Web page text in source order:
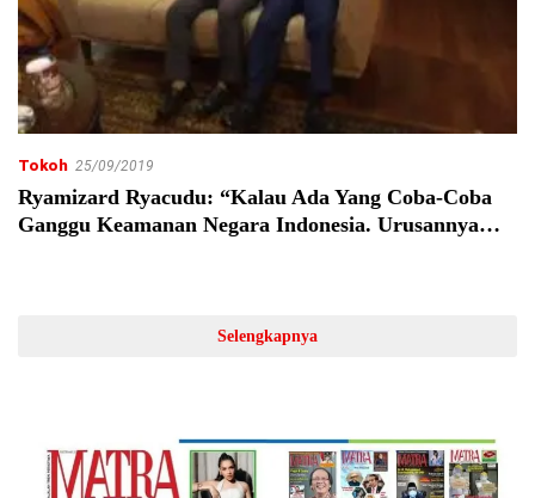
Tokoh 25/09/2019
Ryamizard Ryacudu: “Kalau Ada Yang Coba-Coba
Ganggu Keamanan Negara Indonesia. Urusannya
Selengkapnya